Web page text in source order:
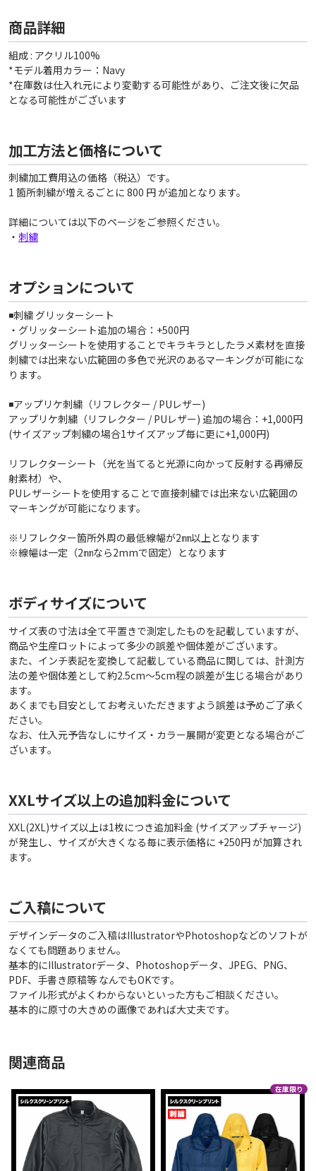
商品詳細
組成 : アクリル100%
*モデル着用カラー：Navy
*在庫数は仕入れ元により変動する可能性があり、ご注文後に欠品
となる可能性がございます
加工方法と価格について
刺繍加工費用込の価格（税込）です。
1 箇所刺繍が増えるごとに 800 円 が追加となります。
詳細については以下のページをご参照ください。
・ 刺繍
オプションについて
◾️刺繍 グリッターシート
・グリッターシート追加の場合：+500円
グリッターシートを使用することでキラキラとしたラメ素材を直接
刺繍では出来ない広範囲の多色で光沢のあるマーキングが可能にな
ります。
◾️アップリケ刺繍（リフレクター / PUレザー)
アップリケ刺繍（リフレクター / PUレザー) 追加の場合：+1,000円
(サイズアップ刺繍の場合1サイズアップ毎に更に+1,000円)
リフレクターシート（光を当てると光源に向かって反射する再帰反
射素材）や、
PUレザーシートを使用することで直接刺繍では出来ない広範囲の
マーキングが可能になります。
※リフレクター箇所外周の最低線幅が2㎜以上となります
※線幅は一定（2㎜なら2mmで固定）となります
ボディサイズについて
サイズ表の寸法は全て平置きで測定したものを記載していますが、
商品や生産ロットによって多少の誤差や個体差がございます。
また、インチ表記を変換して記載している商品に関しては、計測方
法の差や個体差として約2.5cm〜5cm程の誤差が生じる場合があり
ます。
あくまでも目安としてお考えいただきますよう誤差は予めご了承く
ださい。
なお、仕入元予告なしにサイズ・カラー展開が変更となる場合がご
ざいます。
XXLサイズ以上の追加料金について
XXL(2XL)サイズ以上は1枚につき追加料金 (サイズアップチャージ)
が発生し、サイズが大きくなる毎に表示価格に +250円 が加算され
ます。
ご入稿について
デザインデータのご入稿はIllustratorやPhotoshopなどのソフトが
なくても問題ありません。
基本的にIllustratorデータ、Photoshopデータ、JPEG、PNG、
PDF、手書き原稿等 なんでもOKです。
ファイル形式がよくわからないといった方もご相談ください。
基本的に原寸の大きめの画像であれば大丈夫です。
関連商品